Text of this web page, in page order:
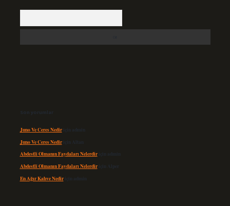
Son yorumlar
Juno Ve Ceres Nediriçin admin
Juno Ve Ceres Nediriçin Altan
Abdestli Olmanın Faydaları Nelerdiriçin admin
Abdestli Olmanın Faydaları Nelerdiriçin Alper
En Ağır Kahve Nediriçin admin